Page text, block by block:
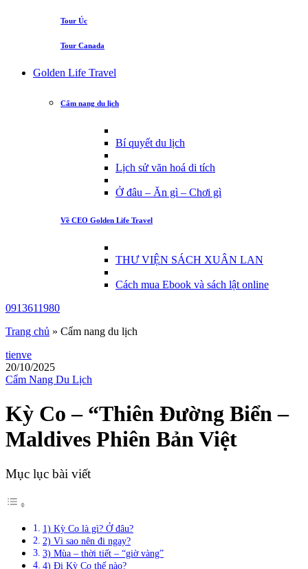
Tour Úc
Tour Canada
Golden Life Travel
Cẩm nang du lịch
Bí quyết du lịch
Lịch sử văn hoá di tích
Ở đâu – Ăn gì – Chơi gì
Về CEO Golden Life Travel
THƯ VIỆN SÁCH XUÂN LAN
Cách mua Ebook và sách lật online
0913611980
Trang chủ » Cẩm nang du lịch
tienve
20/10/2025
Cẩm Nang Du Lịch
Kỳ Co – “Thiên Đường Biển –
Maldives Phiên Bản Việt
Mục lục bài viết
1) Kỳ Co là gì? Ở đâu?
2) Vì sao nên đi ngay?
3) Mùa – thời tiết – “giờ vàng”
4) Đi Kỳ Co thế nào?